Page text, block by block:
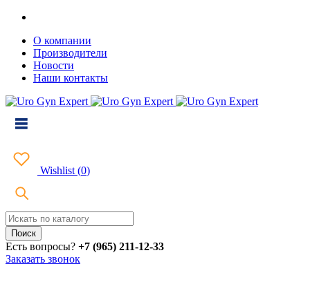
О компании
Производители
Новости
Наши контакты
Wishlist (0)
Есть вопросы? +7 (965) 211-12-33
Заказать звонок